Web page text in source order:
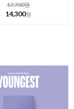
17,700원
14,300원